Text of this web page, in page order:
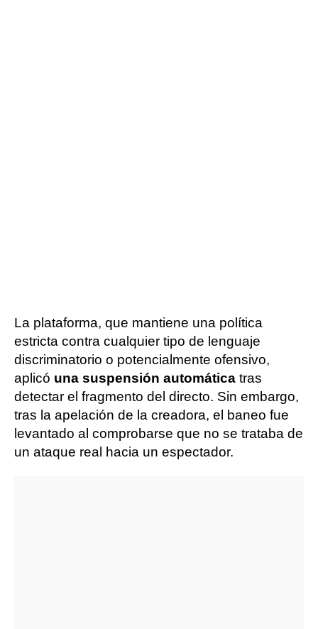
La plataforma, que mantiene una política
estricta contra cualquier tipo de lenguaje
discriminatorio o potencialmente ofensivo,
aplicó una suspensión automática tras
detectar el fragmento del directo. Sin embargo,
tras la apelación de la creadora, el baneo fue
levantado al comprobarse que no se trataba de
un ataque real hacia un espectador.